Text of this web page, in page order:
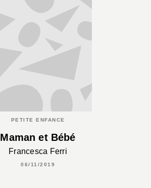
PETITE ENFANCE
Maman et Bébé
Francesca Ferri
06/11/2019